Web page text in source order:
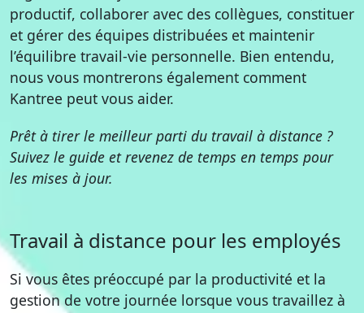
productif, collaborer avec des collègues, constituer
et gérer des équipes distribuées et maintenir
l’équilibre travail-vie personnelle. Bien entendu,
nous vous montrerons également comment
Kantree peut vous aider.
Prêt à tirer le meilleur parti du travail à distance ?
Suivez le guide et revenez de temps en temps pour
les mises à jour.
Travail à distance pour les employés
Si vous êtes préoccupé par la productivité et la
gestion de votre journée lorsque vous travaillez à